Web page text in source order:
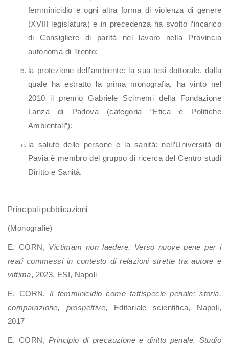
femminicidio e ogni altra forma di violenza di genere
(XVIII legislatura) e in precedenza ha svolto l’incarico
di Consigliere di parità nel lavoro nella Provincia
autonoma di Trento;
la protezione dell’ambiente: la sua tesi dottorale, dalla
quale ha estratto la prima monografia, ha vinto nel
2010 il premio Gabriele Scimemi della Fondazione
Lanza di Padova (categoria “Etica e Politiche
Ambientali”);
la salute delle persone e la sanità: nell’Università di
Pavia è membro del gruppo di ricerca del Centro studi
Diritto e Sanità.
Principali pubblicazioni
(Monografie)
E. CORN, Victimam non laedere. Verso nuove pene per i
reati commessi in contesto di relazioni strette tra autore e
vittima, 2023, ESI, Napoli
E. CORN, Il femminicidio come fattispecie penale: storia,
comparazione, prospettive, Editoriale scientifica, Napoli,
2017
E. CORN,Principio di precauzione e diritto penale. Studio